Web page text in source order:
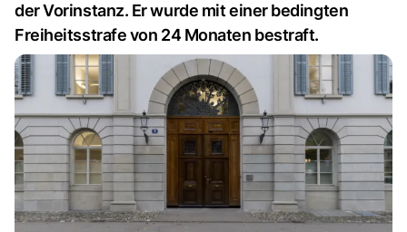
der Vorinstanz. Er wurde mit einer bedingten
Freiheitsstrafe von 24 Monaten bestraft.